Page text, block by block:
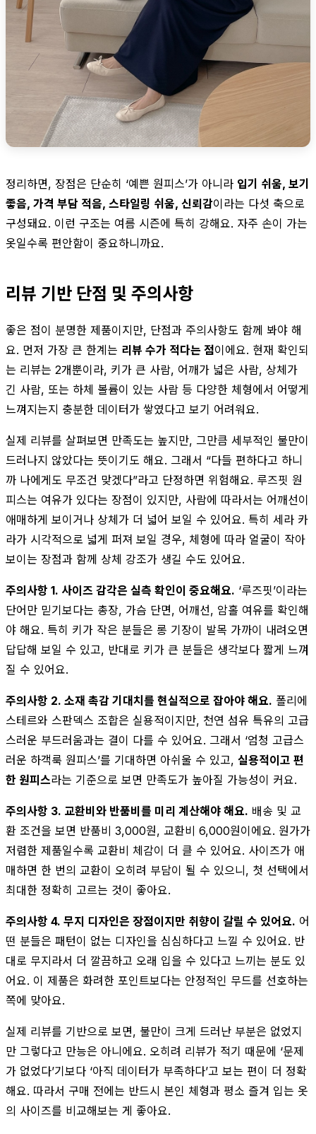
정리하면, 장점은 단순히 ‘예쁜 원피스’가 아니라 입기 쉬움, 보기
좋음, 가격 부담 적음, 스타일링 쉬움, 신뢰감이라는 다섯 축으로
구성돼요. 이런 구조는 여름 시즌에 특히 강해요. 자주 손이 가는
옷일수록 편안함이 중요하니까요.
리뷰 기반 단점 및 주의사항
좋은 점이 분명한 제품이지만, 단점과 주의사항도 함께 봐야 해
요. 먼저 가장 큰 한계는 리뷰 수가 적다는 점이에요. 현재 확인되
는 리뷰는 2개뿐이라, 키가 큰 사람, 어깨가 넓은 사람, 상체가
긴 사람, 또는 하체 볼륨이 있는 사람 등 다양한 체형에서 어떻게
느껴지는지 충분한 데이터가 쌓였다고 보기 어려워요.
실제 리뷰를 살펴보면 만족도는 높지만, 그만큼 세부적인 불만이
드러나지 않았다는 뜻이기도 해요. 그래서 “다들 편하다고 하니
까 나에게도 무조건 맞겠다”라고 단정하면 위험해요. 루즈핏 원
피스는 여유가 있다는 장점이 있지만, 사람에 따라서는 어깨선이
애매하게 보이거나 상체가 더 넓어 보일 수 있어요. 특히 세라 카
라가 시각적으로 넓게 퍼져 보일 경우, 체형에 따라 얼굴이 작아
보이는 장점과 함께 상체 강조가 생길 수도 있어요.
주의사항 1. 사이즈 감각은 실측 확인이 중요해요. ‘루즈핏’이라는
단어만 믿기보다는 총장, 가슴 단면, 어깨선, 암홀 여유를 확인해
야 해요. 특히 키가 작은 분들은 롱 기장이 발목 가까이 내려오면
답답해 보일 수 있고, 반대로 키가 큰 분들은 생각보다 짧게 느껴
질 수 있어요.
주의사항 2. 소재 촉감 기대치를 현실적으로 잡아야 해요. 폴리에
스테르와 스판덱스 조합은 실용적이지만, 천연 섬유 특유의 고급
스러운 부드러움과는 결이 다를 수 있어요. 그래서 ‘엄청 고급스
러운 하객룩 원피스’를 기대하면 아쉬울 수 있고, 실용적이고 편
한 원피스라는 기준으로 보면 만족도가 높아질 가능성이 커요.
주의사항 3. 교환비와 반품비를 미리 계산해야 해요. 배송 및 교
환 조건을 보면 반품비 3,000원, 교환비 6,000원이에요. 원가가
저렴한 제품일수록 교환비 체감이 더 클 수 있어요. 사이즈가 애
매하면 한 번의 교환이 오히려 부담이 될 수 있으니, 첫 선택에서
최대한 정확히 고르는 것이 좋아요.
주의사항 4. 무지 디자인은 장점이지만 취향이 갈릴 수 있어요. 어
떤 분들은 패턴이 없는 디자인을 심심하다고 느낄 수 있어요. 반
대로 무지라서 더 깔끔하고 오래 입을 수 있다고 느끼는 분도 있
어요. 이 제품은 화려한 포인트보다는 안정적인 무드를 선호하는
쪽에 맞아요.
실제 리뷰를 기반으로 보면, 불만이 크게 드러난 부분은 없었지
만 그렇다고 만능은 아니에요. 오히려 리뷰가 적기 때문에 ‘문제
가 없었다’기보다 ‘아직 데이터가 부족하다’고 보는 편이 더 정확
해요. 따라서 구매 전에는 반드시 본인 체형과 평소 즐겨 입는 옷
의 사이즈를 비교해보는 게 좋아요.